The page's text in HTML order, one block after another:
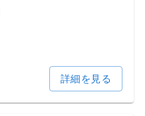
詳細を見る